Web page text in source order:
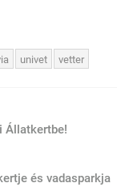
univet vetter
Állatkertbe!
és vadasparkja